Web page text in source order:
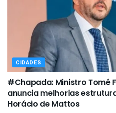
CIDADES
#Chapada: Ministro Tomé
anuncia melhorias
Horácio de Mattos